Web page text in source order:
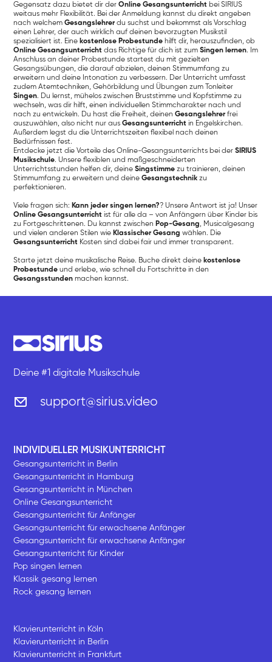
Gegensatz dazu bietet dir derOnline Gesangsunterricht bei SIRIUS
weitaus mehr Flexibilität. Bei der Anmeldung kannst du direkt angeben
nach welchemGesangslehrer du suchst und bekommst als Vorschlag
einen Lehrer, der auch wirklich auf deinen bevorzugten Musikstil
spezialisiert ist. Eine kostenlose Probestunde hilft dir, herauszufinden, ob
Online Gesangsunterricht das Richtige für dich ist zumSingen lernen. Im
Anschluss an deiner Probestunde startest du mit gezielten
Gesangsübungen, die darauf abzielen, deinen Stimmumfang zu
erweitern und deine Intonation zu verbessern. Der Unterricht umfasst
zudem Atemtechniken, Gehörbildung und Übungen zum Tonleiter
Singen. Du lernst, mühelos zwischen Bruststimme und Kopfstimme zu
wechseln, was dir hilft, einen individuellen Stimmcharakter nach und
nach zu entwickeln. Du hast die Freiheit, deinenGesangslehrer frei
auszuwählen, also nicht nur ausGesangsunterricht in Engelskirchen.
Außerdem legst du die Unterrichtszeiten flexibel nach deinen
Bedürfnissen fest.
Entdecke jetzt die Vorteile des Online-Gesangsunterrichts bei derSIRIUS
Musikschule. Unsere flexiblen und maßgeschneiderten
Unterrichtsstunden helfen dir, deineSingstimme zu trainieren, deinen
Stimmumfang zu erweitern und deineGesangstechnik zu
perfektionieren.
Viele fragen sich: Kann jeder singen lernen?? Unsere Antwort ist ja! Unser
Online Gesangsunterricht ist für alle da – von Anfängern über Kinder bis
zu Fortgeschrittenen. Du kannst zwischen Pop-Gesang, Musicalgesang
und vielen anderen Stilen wie Klassischer Gesang wählen. Die
Gesangsunterricht Kosten sind dabei fair und immer transparent.
Starte jetzt deine musikalische Reise. Buche direkt deine kostenlose
Probestunde und erlebe, wie schnell du Fortschritte in den
Gesangsstunden machen kannst.
Deine #1 digitale Musikschule
support@sirius.video
INDIVIDUELLER MUSIKUNTERRICHT
Gesangsunterricht in Berlin
Gesangsunterricht in Hamburg
Gesangsunterricht in München
Online Gesangsunterricht
Gesangsunterricht für Anfänger
Gesangsunterricht für erwachsene Anfänger
Gesangsunterricht für erwachsene Anfänger
Gesangsunterricht für Kinder
Pop singen lernen
Klassik gesang lernen
Rock gesang lernen
Klavierunterricht in Köln
Klavierunterricht in Berlin
Klavierunterricht in Frankfurt